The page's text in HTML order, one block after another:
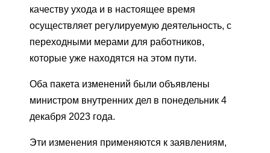
качеству ухода и в настоящее время
осуществляет регулируемую деятельность, с
переходными мерами для работников,
которые уже находятся на этом пути.
Оба пакета изменений были объявлены
министром внутренних дел в понедельник 4
декабря 2023 года.
Эти изменения применяются к заявлениям,